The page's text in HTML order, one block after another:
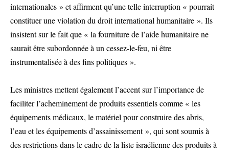
internationales » et affirment qu’une telle interruption « pourrait
constituer une violation du droit international humanitaire ». Ils
insistent sur le fait que « la fourniture de l’aide humanitaire ne
saurait être subordonnée à un cessez-le-feu, ni être
instrumentalisée à des fins politiques ».
Les ministres mettent également l’accent sur l’importance de
faciliter l’acheminement de produits essentiels comme « les
équipements médicaux, le matériel pour construire des abris,
l’eau et les équipements d’assainissement », qui sont soumis à
des restrictions dans le cadre de la liste israélienne des produits à